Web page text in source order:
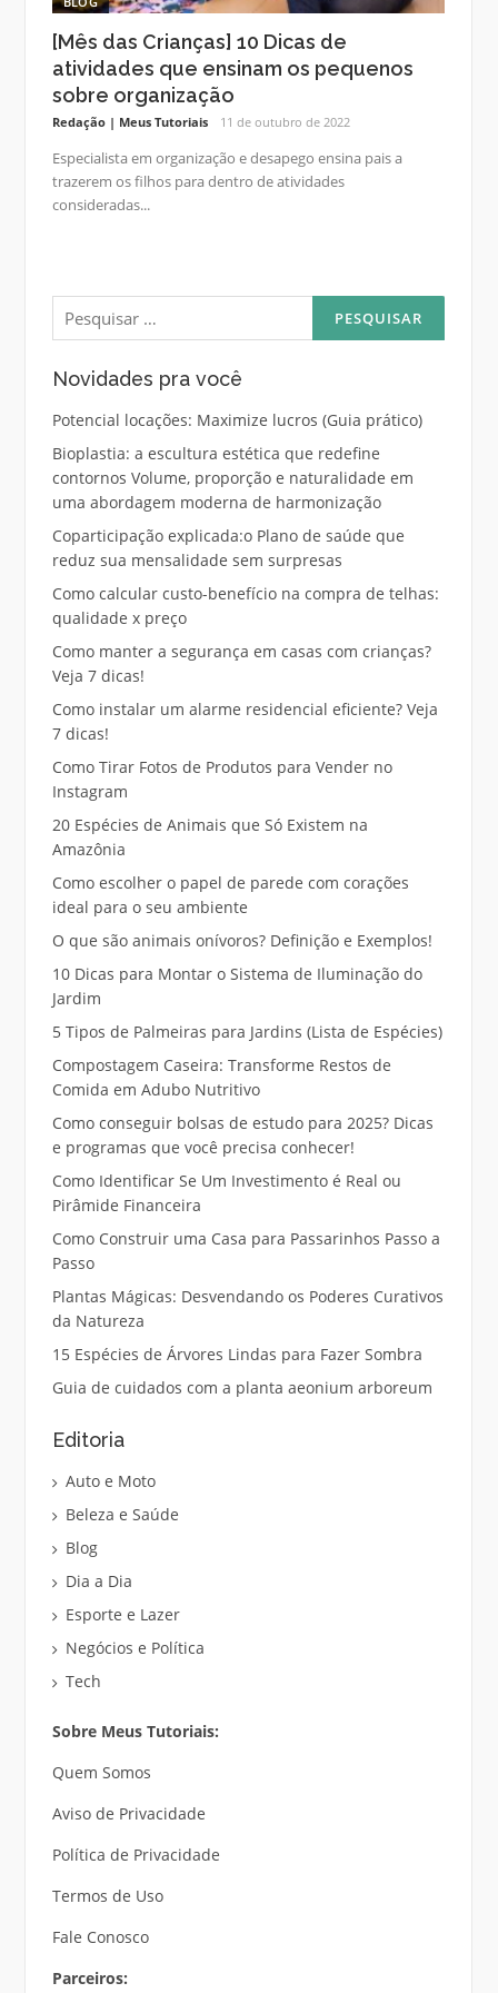
[Mês das Crianças] 10 Dicas de
atividades que ensinam os pequenos
sobre organização
Redação | Meus Tutoriais 11 de outubro de 2022
Especialista em organização e desapego ensina pais a
trazerem os filhos para dentro de atividades
consideradas...
Pesquisar
por:
Novidades pra você
Potencial locações: Maximize lucros (Guia prático)
Bioplastia: a escultura estética que redefine
contornos Volume, proporção e naturalidade em
uma abordagem moderna de harmonização
Coparticipação explicada:o Plano de saúde que
reduz sua mensalidade sem surpresas
Como calcular custo-benefício na compra de telhas:
qualidade x preço
Como manter a segurança em casas com crianças?
Veja 7 dicas!
Como instalar um alarme residencial eficiente? Veja
7 dicas!
Como Tirar Fotos de Produtos para Vender no
Instagram
20 Espécies de Animais que Só Existem na
Amazônia
Como escolher o papel de parede com corações
ideal para o seu ambiente
O que são animais onívoros? Definição e Exemplos!
10 Dicas para Montar o Sistema de Iluminação do
Jardim
5 Tipos de Palmeiras para Jardins (Lista de Espécies)
Compostagem Caseira: Transforme Restos de
Comida em Adubo Nutritivo
Como conseguir bolsas de estudo para 2025? Dicas
e programas que você precisa conhecer!
Como Identificar Se Um Investimento é Real ou
Pirâmide Financeira
Como Construir uma Casa para Passarinhos Passo a
Passo
Plantas Mágicas: Desvendando os Poderes Curativos
da Natureza
15 Espécies de Árvores Lindas para Fazer Sombra
Guia de cuidados com a planta aeonium arboreum
Editoria
Auto e Moto
Beleza e Saúde
Blog
Dia a Dia
Esporte e Lazer
Negócios e Política
Tech
Sobre Meus Tutoriais:
Quem Somos
Aviso de Privacidade
Política de Privacidade
Termos de Uso
Fale Conosco
Parceiros: